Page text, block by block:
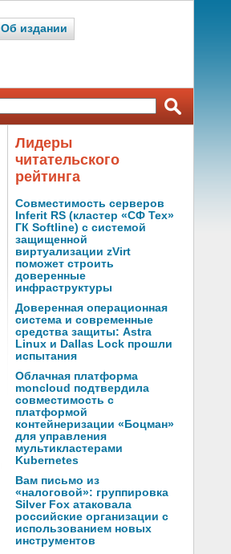
Об издании
Лидеры
читательского
рейтинга
Совместимость серверов
Inferit RS (кластер «СФ Тех»
ГК Softline) с системой
защищенной
виртуализации zVirt
поможет строить
доверенные
инфраструктуры
Доверенная операционная
система и современные
средства защиты: Astra
Linux и Dallas Lock прошли
испытания
Облачная платформа
moncloud подтвердила
совместимость с
платформой
контейнеризации «Боцман»
для управления
мультикластерами
Kubernetes
Вам письмо из
«налоговой»: группировка
Silver Fox атаковала
российские организации с
использованием новых
инструментов